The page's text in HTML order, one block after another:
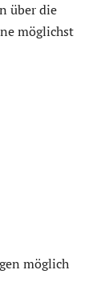
über die
möglichst
möglich